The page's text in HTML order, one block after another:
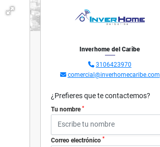
Inverhome del Caribe
3106423970
comercial@inverhomecaribe.com
¿Prefieres que te contactemos?
Tu nombre *
Correo electrónico *